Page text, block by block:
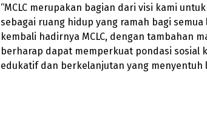
“MCLC merupakan bagian dari visi kami
sebagai ruang hidup yang ramah bagi
kembali hadirnya MCLC, dengan tambahan
berharap dapat memperkuat pondasi sosial
edukatif dan berkelanjutan yang menyentuh